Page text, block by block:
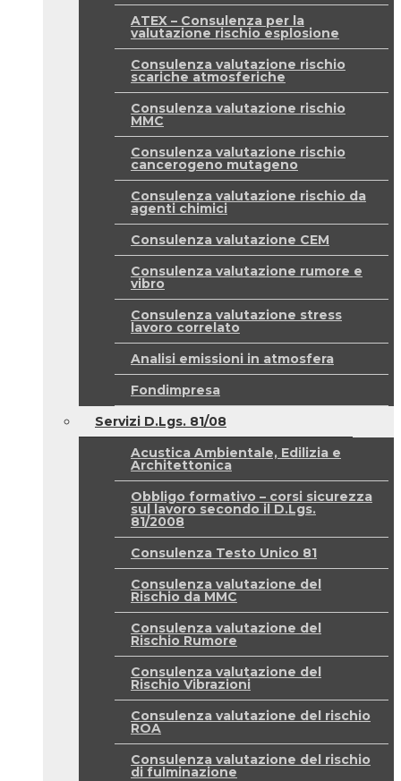
ATEX – Consulenza per la
valutazione rischio esplosione
Consulenza valutazione rischio
scariche atmosferiche
Consulenza valutazione rischio
MMC
Consulenza valutazione rischio
cancerogeno mutageno
Consulenza valutazione rischio da
agenti chimici
Consulenza valutazione CEM
Consulenza valutazione rumore e
vibro
Consulenza valutazione stress
lavoro correlato
Analisi emissioni in atmosfera
Fondimpresa
Servizi D.Lgs. 81/08
Acustica Ambientale, Edilizia e
Architettonica
Obbligo formativo – corsi sicurezza
sul lavoro secondo il D.Lgs.
81/2008
Consulenza Testo Unico 81
Consulenza valutazione del
Rischio da MMC
Consulenza valutazione del
Rischio Rumore
Consulenza valutazione del
Rischio Vibrazioni
Consulenza valutazione del rischio
ROA
Consulenza valutazione del rischio
di fulminazione